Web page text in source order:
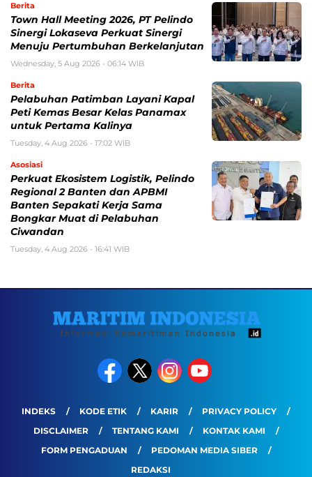
Berita
Town Hall Meeting 2026, PT Pelindo
Sinergi Lokaseva Perkuat Sinergi
Menuju Pertumbuhan Berkelanjutan
Wednesday, 5 Aug 2026 - 06:14 WIB
Berita
Pelabuhan Patimban Layani Kapal
Peti Kemas Besar Kelas Panamax
untuk Pertama Kalinya
Tuesday, 4 Aug 2026 - 17:02 WIB
Asosiasi
Perkuat Ekosistem Logistik, Pelindo
Regional 2 Banten dan APBMI
Banten Sepakati Kerja Sama
Bongkar Muat di Pelabuhan
Ciwandan
Tuesday, 4 Aug 2026 - 16:41 WIB
INDEKS KODE ETIK KARIR
PRIVACY POLICY
DISCLAIMER
TENTANG KAMI
KONTAK KAMI
FORM PENGADUAN
PEDOMAN MEDIA SIBER
REDAKSI